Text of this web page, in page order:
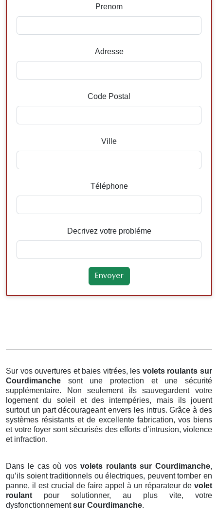
Prenom
Adresse
Code Postal
Ville
Téléphone
Decrivez votre probléme
Sur vos ouvertures et baies vitrées, les volets roulants sur
Courdimanche sont une protection et une sécurité
supplémentaire. Non seulement ils sauvegardent votre
logement du soleil et des intempéries, mais ils jouent
surtout un part décourageant envers les intrus. Grâce à des
systèmes résistants et de excellente fabrication, vos biens
et votre foyer sont sécurisés des efforts d’intrusion, violence
et infraction.
Dans le cas où vos volets roulants sur Courdimanche,
qu’ils soient traditionnels ou électriques, peuvent tomber en
panne, il est crucial de faire appel à un réparateur de volet
roulantpour solutionner, au plus vite, votre
dysfonctionnementsur Courdimanche.